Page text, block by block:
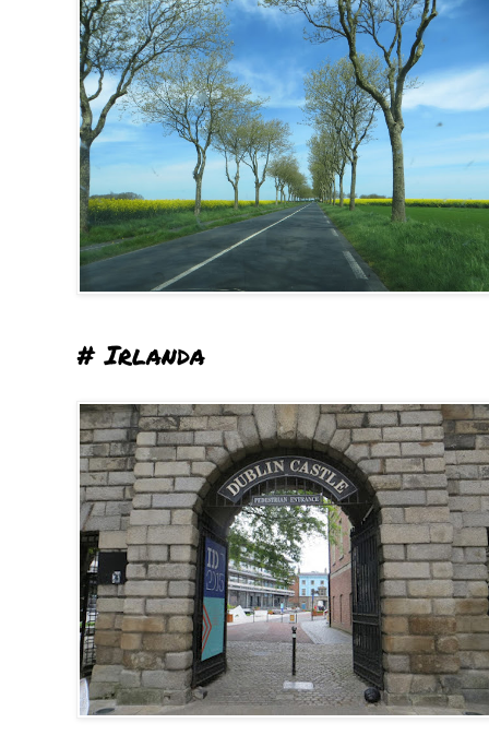
# Irlanda